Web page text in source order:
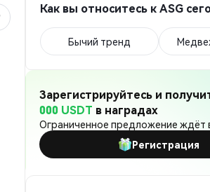
Как вы относитесь к ASG
Бычий тренд
Зарегистрируйтесь и
000 USDT в наградах
Ограниченное предложение ждёт
Регистрация